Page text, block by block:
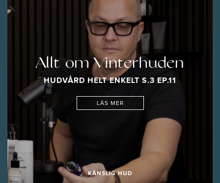
Allt om Vinterhuden
HUDVÅRD HELT ENKELT S.3 EP.11
LÄS MER
KÄNSLIG HUD